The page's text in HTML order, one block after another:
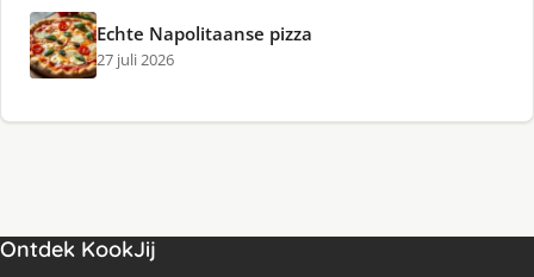
Echte Napolitaanse pizza
27 juli 2026
Ontdek KookJij